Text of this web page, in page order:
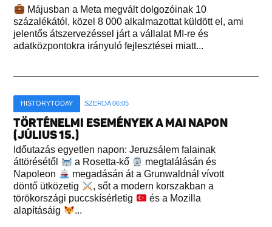
Májusban a Meta megvált dolgozóinak 10
százalékától, közel 8 000 alkalmazottat küldött el, ami
jelentős átszervezéssel járt a vállalat MI-re és
adatközpontokra irányuló fejlesztései miatt...
HISTORYTODAY SZERDA 06:05
TÖRTÉNELMI ESEMÉNYEK A MAI NAPON
(JÚLIUS 15.)
Időutazás egyetlen napon: Jeruzsálem falainak
áttörésétől
a Rosetta-kő
megtalálásán és
Napoleon
megadásán át a Grunwaldnál vívott
döntő ütközetig
, sőt a modern korszakban a
törökországi puccskísérletig
és a Mozilla
alapításáig
...